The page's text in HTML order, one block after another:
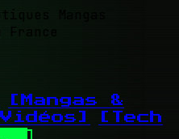
Mangas
[Mangas &
[Tech